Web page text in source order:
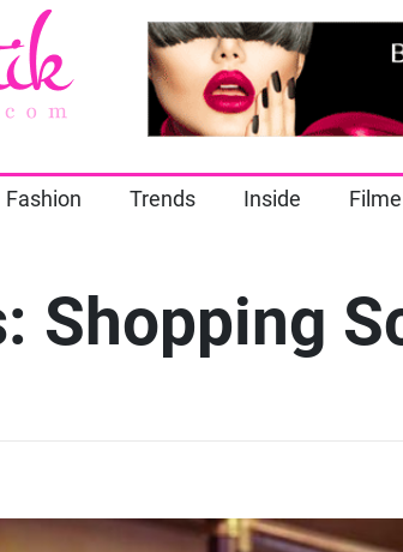
Fashion Trends Inside Filme
Shopping